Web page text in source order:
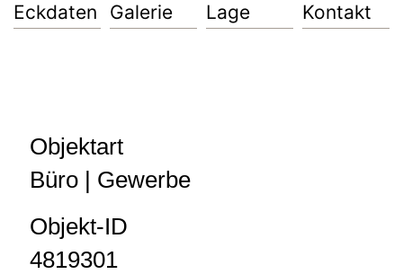
Eckdaten Galerie Lage Kontakt
Objektart
Büro | Gewerbe
Objekt-ID
4819301